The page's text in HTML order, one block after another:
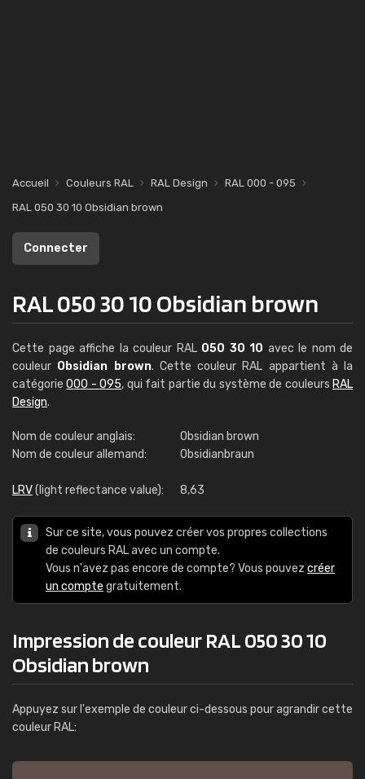
Accueil Couleurs RAL RAL Design
RAL 000 - 095
RAL 050 30 10 Obsidian brown
Connecter
RAL 050 30 10 Obsidian brown
Cette page affiche la couleur RAL 050 30 10 avec le nom de
couleur Obsidian brown. Cette couleur RAL appartient à la
catégorie000 - 095, qui fait partie du système de couleurs RAL
Design.
Nom de couleur anglais:
Obsidian brown
Nom de couleur allemand:
Obsidianbraun
LRV(light reflectance value): 8,63
Sur ce site, vous pouvez créer vos propres collections
de couleurs RAL avec un compte.
Vous n'avez pas encore de compte? Vous pouvez créer
un compte gratuitement.
Impression de couleur RAL 050 30 10
Obsidian brown
Appuyez sur l'exemple de couleur ci-dessous pour agrandir cette
couleur RAL: